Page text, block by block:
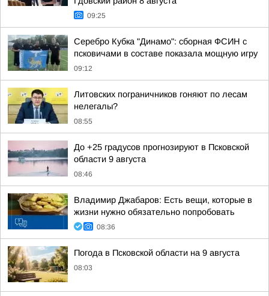
09:25
Серебро Кубка "Динамо": сборная ФСИН с
псковичами в составе показала мощную игру
09:12
Литовских пограничников гоняют по лесам
нелегалы?
08:55
До +25 градусов прогнозируют в Псковской
области 9 августа
08:46
Владимир Джабаров: Есть вещи, которые в
жизни нужно обязательно попробовать
08:36
Погода в Псковской области на 9 августа
08:03